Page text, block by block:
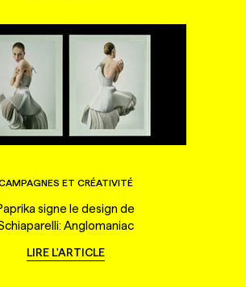
ET CRÉATIVITÉ
signe le design de
Anglomaniac
LIRE L'ARTICLE